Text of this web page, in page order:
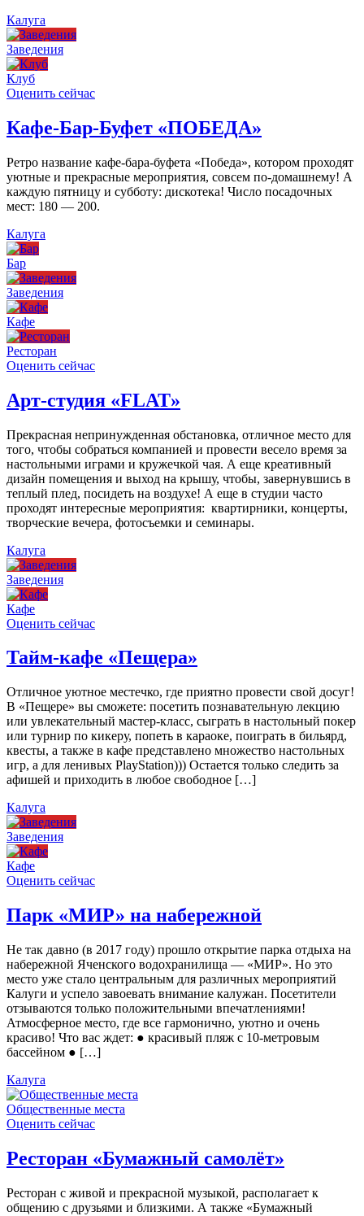
Калуга
Заведения
Клуб
Оценить сейчас
Кафе-Бар-Буфет «ПОБЕДА»
Ретро название кафе-бара-буфета «Победа», котором проходят
уютные и прекрасные мероприятия, совсем по-домашнему! А
каждую пятницу и субботу: дискотека! Число посадочных
мест: 180 — 200.
Калуга
Бар
Заведения
Кафе
Ресторан
Оценить сейчас
Арт-студия «FLAT»
Прекрасная непринужденная обстановка, отличное место для
того, чтобы собраться компанией и провести весело время за
настольными играми и кружечкой чая. А еще креативный
дизайн помещения и выход на крышу, чтобы, завернувшись в
теплый плед, посидеть на воздухе! А еще в студии часто
проходят интересные мероприятия: квартирники, концерты,
творческие вечера, фотосъемки и семинары.
Калуга
Заведения
Кафе
Оценить сейчас
Тайм-кафе «Пещера»
Отличное уютное местечко, где приятно провести свой досуг!
В «Пещере» вы сможете: посетить познавательную лекцию
или увлекательный мастер-класс, сыграть в настольный покер
или турнир по кикеру, попеть в караоке, поиграть в бильярд,
квесты, а также в кафе представлено множество настольных
игр, а для ленивых PlayStation))) Остается только следить за
афишей и приходить в любое свободное […]
Калуга
Заведения
Кафе
Оценить сейчас
Парк «МИР» на набережной
Не так давно (в 2017 году) прошло открытие парка отдыха на
набережной Яченского водохранилища — «МИР». Но это
место уже стало центральным для различных мероприятий
Калуги и успело завоевать внимание калужан. Посетители
отзываются только положительными впечатлениями!
Атмосферное место, где все гармонично, уютно и очень
красиво! Что вас ждет: ● красивый пляж с 10-метровым
бассейном ● […]
Калуга
Общественные места
Оценить сейчас
Ресторан «Бумажный самолёт»
Ресторан с живой и прекрасной музыкой, располагает к
общению с друзьями и близкими. А также «Бумажный